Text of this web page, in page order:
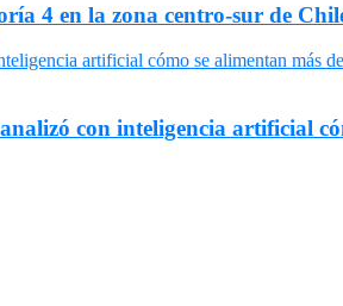
4 en la zona centro-sur de
con inteligencia artificial